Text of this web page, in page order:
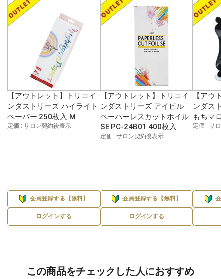
【アウトレット】トリコイ
ンダストリーズ ハイライト
ペーパー 250枚入 M
定価 : サロン契約後表示
会員登録する【無料】
ログインする
【アウトレット】トリコイ
ンダストリーズ アイビル
ペーパーレスカットホイル
SE PC-24B01 400枚入
定価 : サロン契約後表示
会員登録する【無料】
ログインする
【アウ
ンダス
もちマ
定価 : サ
この商品をチェックした人におすすめ